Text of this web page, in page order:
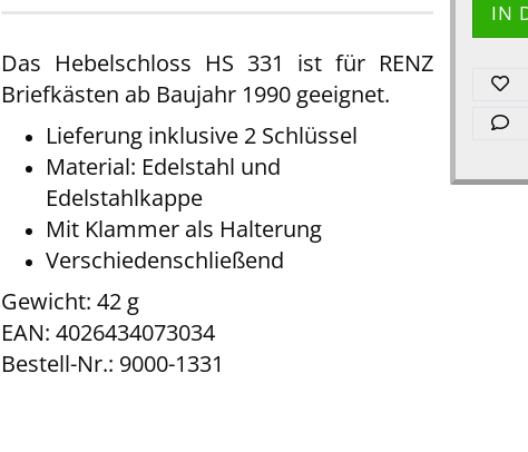
Das Hebelschloss HS 331 ist für RENZ
Briefkästen ab Baujahr 1990 geeignet.
Lieferung inklusive 2 Schlüssel
Material: Edelstahl und
Edelstahlkappe
Mit Klammer als Halterung
Verschiedenschließend
Gewicht: 42 g
EAN: 4026434073034
Bestell-Nr.: 9000-1331